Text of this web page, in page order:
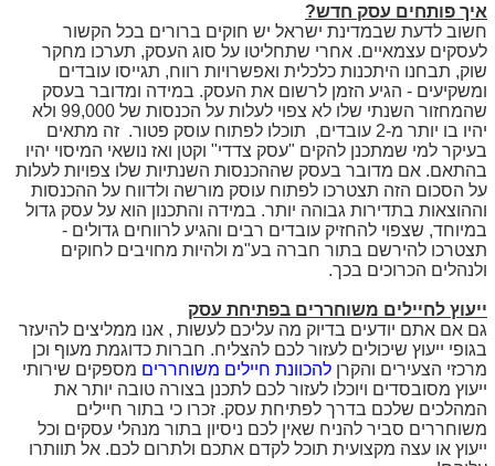
איך פותחים עסק חדש?
חשוב לדעת שבמדינת ישראל יש חוקים ברורים בכל הקשור
לעסקים עצמאיים. אחרי שתחליטו על סוג העסק, תערכו מחקר
שוק, תבחנו היתכנות כלכלית ואפשרויות רווח, תגייסו עובדים
ומשקיעים - הגיע הזמן לרשום את העסק. במידה ומדובר בעסק
שהמחזור השנתי שלו לא צפוי לעלות על הכנסות של 99,000 ולא
יהיו בו יותר מ-2 עובדים, תוכלו לפתוח עוסק פטור. זה מתאים
בעיקר למי שמתכנן להקים "עסק צדדי" וקטן ואז נושאי המיסוי יהיו
בהתאם. אם מדובר בעסק שההכנסות השנתיות שלו צפויות לעלות
על הסכום הזה תצטרכו לפתוח עוסק מורשה ולדווח על ההכנסות
וההוצאות בתדירות גבוהה יותר. במידה והתכנון הוא על עסק גדול
במיוחד, שצפוי להחזיק עובדים רבים והגיע לרווחים גדולים -
תצטרכו להירשם בתור חברה בע"מ ולהיות מחויבים לחוקים
ולנהלים הכרוכים בכך.
ייעוץ לחיילים משוחררים בפתיחת עסק
גם אם אתם יודעים בדיוק מה עליכם לעשות , אנו ממליצים להיעזר
בגופי ייעוץ שיכולים לעזור לכם להצליח. חברות כדוגמת מעוף וכן
מרכזי הצעירים והקרן להכוונת חיילים משוחררים מספקים שירותי
ייעוץ מסובסדים ויוכלו לעזור לכם לתכנן בצורה טובה יותר את
המהלכים שלכם בדרך לפתיחת עסק. זכרו כי בתור חיילים
משוחררים סביר להניח שאין לכם ניסיון בתור מנהלי עסקים וכל
ייעוץ או עצה מקצועית תוכל לקדם אתכם ולתרום לכם. אל תוותרו